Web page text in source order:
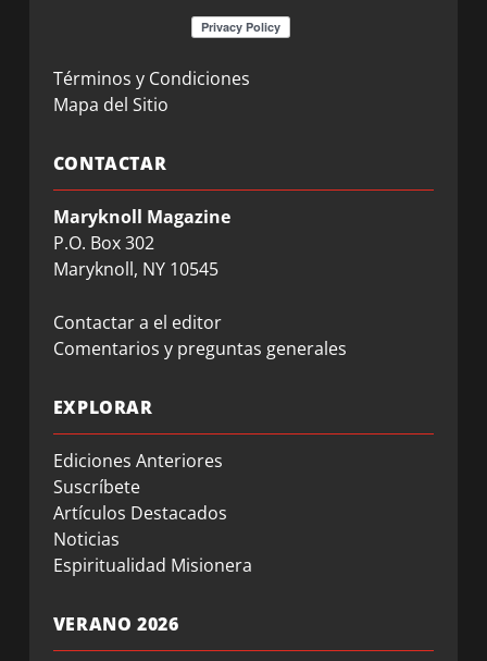
Términos y Condiciones
Mapa del Sitio
CONTACTAR
Maryknoll Magazine
P.O. Box 302
Maryknoll, NY 10545
Contactar a el editor
Comentarios y preguntas generales
EXPLORAR
Ediciones Anteriores
Suscríbete
Artículos Destacados
Noticias
Espiritualidad Misionera
VERANO 2026